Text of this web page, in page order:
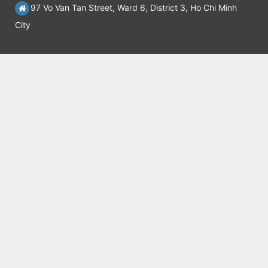
97 Vo Van Tan Street, Ward 6, District 3, Ho Chi Minh
City